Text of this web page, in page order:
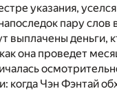
указания,
пару
выплачены деньги,
она проведет
когда Чэн Фэнтай